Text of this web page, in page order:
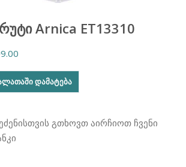
Arnica ET13310
price
is:
ᲓᲐᲛᲐᲢᲔᲑᲐ
გთხოვთ აირჩიოთ ჩვენი